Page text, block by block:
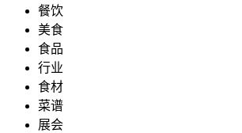
餐饮
美食
食品
行业
食材
菜谱
展会